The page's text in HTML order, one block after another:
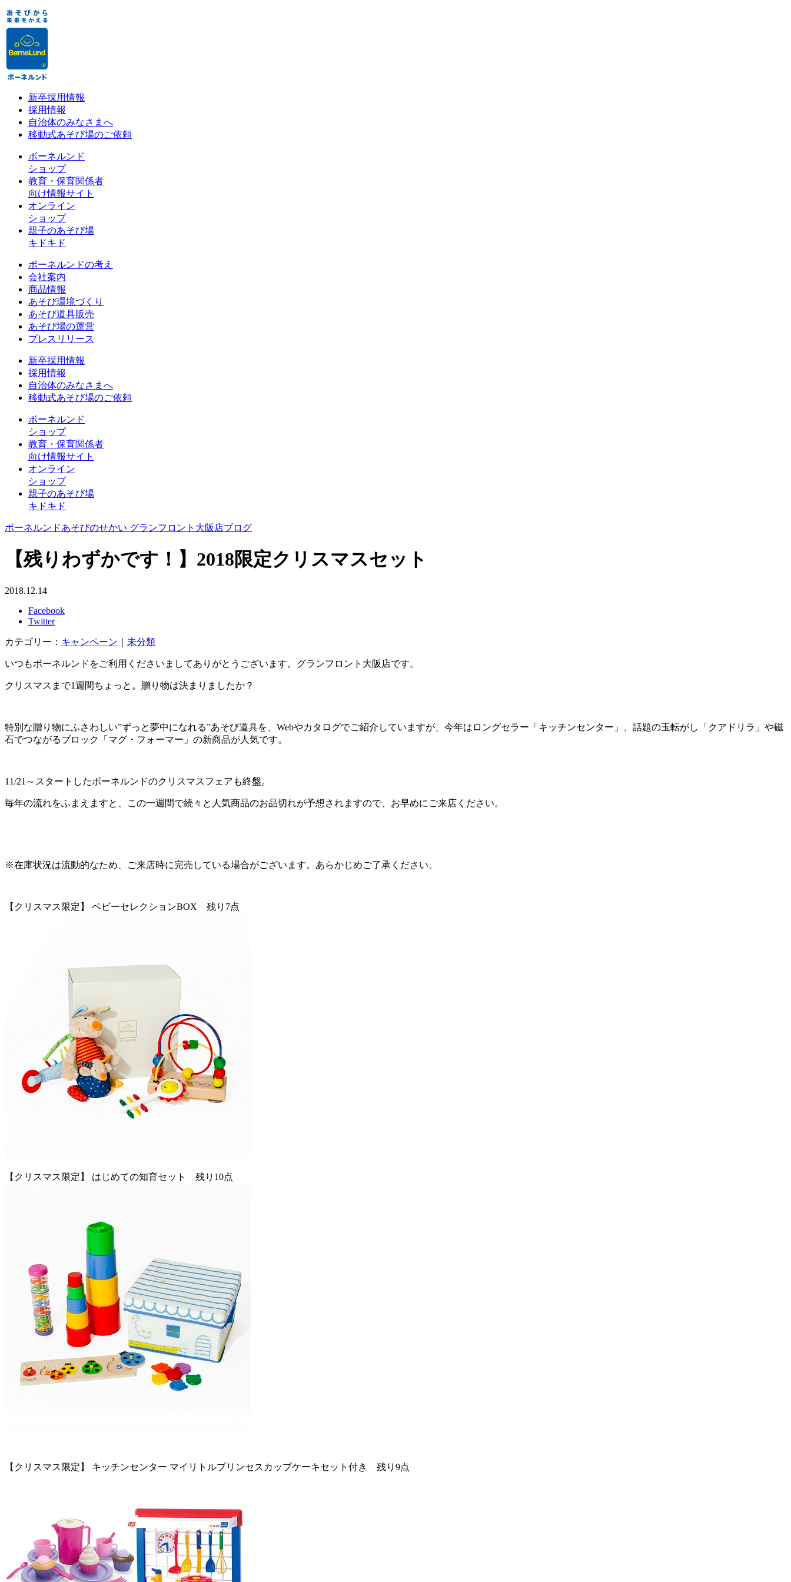
新卒採用情報
採用情報
自治体のみなさまへ
移動式あそび場のご依頼
ボーネルンド
ショップ
教育・保育関係者
向け情報サイト
オンライン
ショップ
親子のあそび場
キドキド
ボーネルンドの考え
会社案内
商品情報
あそび環境づくり
あそび道具販売
あそび場の運営
プレスリリース
新卒採用情報
採用情報
自治体のみなさまへ
移動式あそび場のご依頼
ボーネルンド
ショップ
教育・保育関係者
向け情報サイト
オンライン
ショップ
親子のあそび場
キドキド
ボーネルンドあそびのせかい グランフロント大阪店ブログ
【残りわずかです！】2018限定クリスマスセット
2018.12.14
Facebook
Twitter
カテゴリー： キャンペーン 未分類
いつもボーネルンドをご利用くださいましてありがとうございます。グランフロント大阪店です。
クリスマスまで1週間ちょっと。贈り物は決まりましたか？
特別な贈り物にふさわしい”ずっと夢中になれる”あそび道具を、Webやカタログでご紹介していますが、今年はロングセラー「キッチンセンター」、話題の玉転がし「クアドリラ」や磁
石でつながるブロック「マグ・フォーマー」の新商品が人気です。
11/21～スタートしたボーネルンドのクリスマスフェアも終盤。
毎年の流れをふまえますと、この一週間で続々と人気商品のお品切れが予想されますので、お早めにご来店ください。
※在庫状況は流動的なため、ご来店時に完売している場合がございます。あらかじめご了承ください。
【クリスマス限定】 ベビーセレクションBOX 残り7点
【クリスマス限定】 はじめての知育セット 残り10点
【クリスマス限定】 キッチンセンター マイリトルプリンセスカップケーキセット付き 残り9点